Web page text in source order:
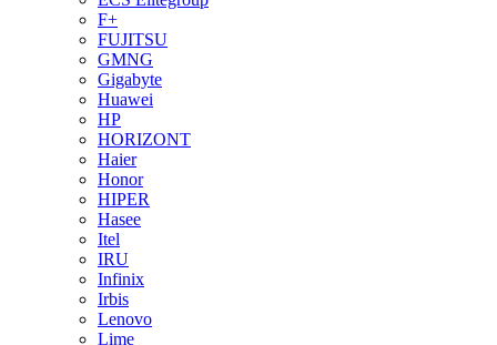
F+
FUJITSU
GMNG
Gigabyte
Huawei
HP
HORIZONT
Haier
Honor
HIPER
Hasee
Itel
IRU
Infinix
Irbis
Lenovo
Lime